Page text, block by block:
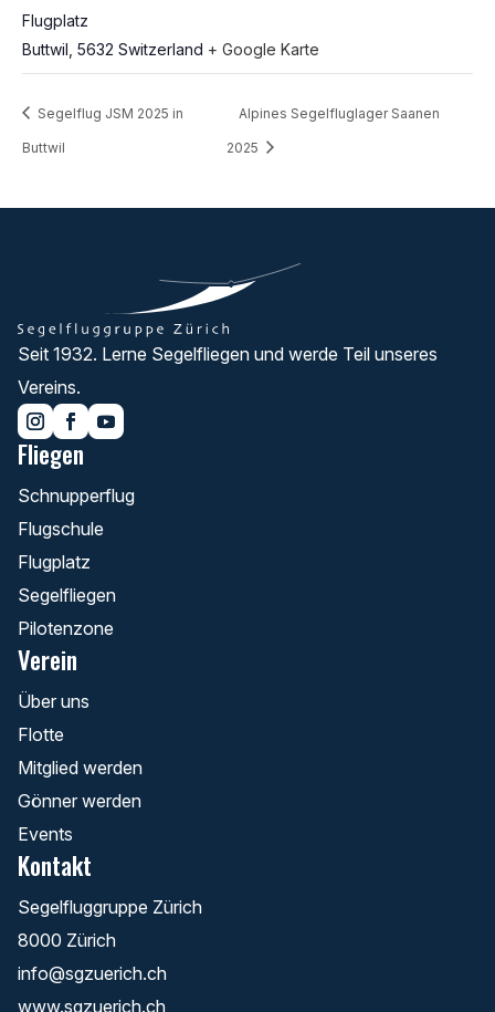
Flugplatz
Buttwil 5632 Switzerland + Google Karte
Segelflug JSM 2025 in
Buttwil
Alpines Segelfluglager Saanen
2025
Seit 1932. Lerne Segelfliegen und werde Teil unseres
Vereins.
Fliegen
Schnupperflug
Flugschule
Flugplatz
Segelfliegen
Pilotenzone
Verein
Über uns
Flotte
Mitglied werden
Gönner werden
Events
Kontakt
Segelfluggruppe Zürich
8000 Zürich
info@sgzuerich.ch
www.sgzuerich.ch